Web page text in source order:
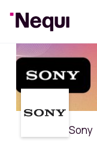
Sony